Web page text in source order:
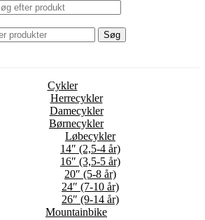
Søg
Cykler
Herrecykler
Damecykler
Børnecykler
Løbecykler
14″ (2,5-4 år)
16″ (3,5-5 år)
20″ (5-8 år)
24″ (7-10 år)
26″ (9-14 år)
Mountainbike